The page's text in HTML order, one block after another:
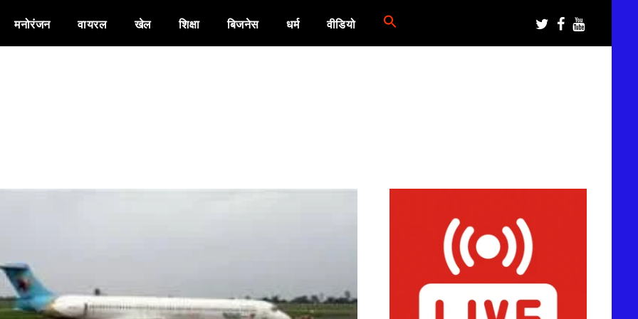
मनोरंजन वायरल खेल शिक्षा बिजनेस धर्म वीडियो